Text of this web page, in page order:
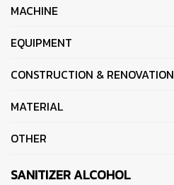
MACHINE
EQUIPMENT
CONSTRUCTION & RENOVATION
MATERIAL
OTHER
SANITIZER ALCOHOL